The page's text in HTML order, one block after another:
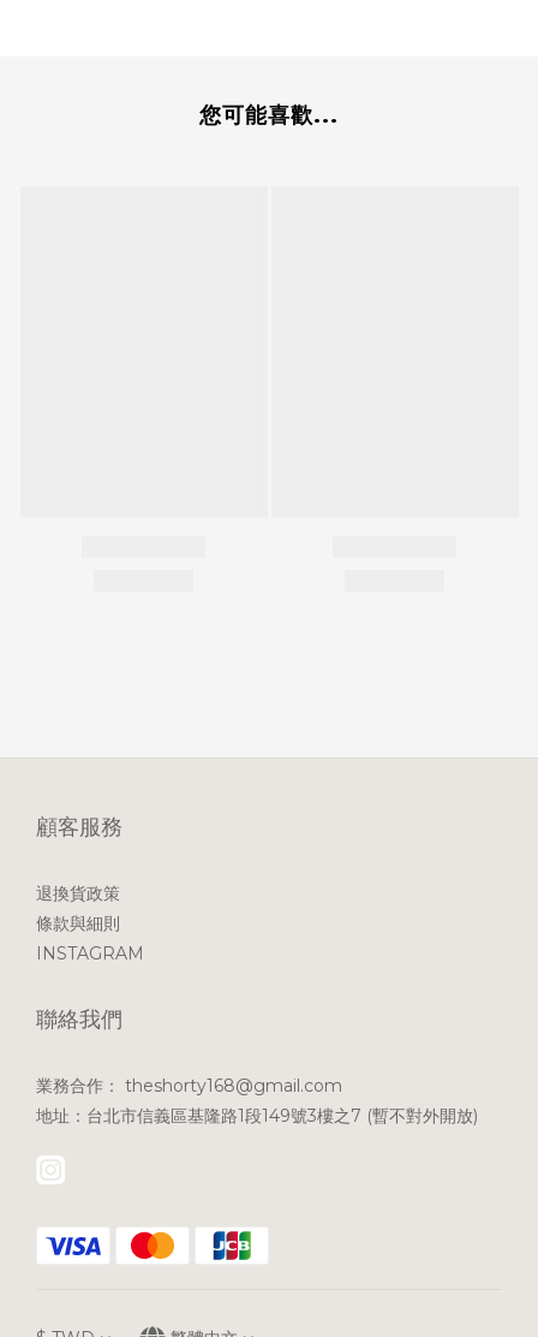
您可能喜歡...
顧客服務
退換貨政策
條款與細則
INSTAGRAM
聯絡我們
業務合作： theshorty168@gmail.com
地址：台北市信義區基隆路1段149號3樓之7 (暫不對外開放)